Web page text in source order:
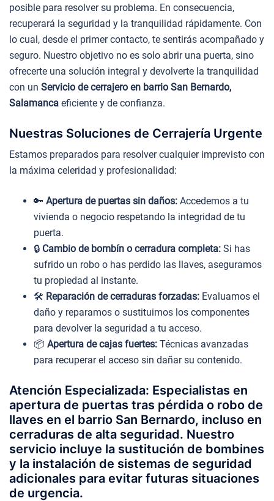
posible para resolver su problema. En consecuencia,
recuperará la seguridad y la tranquilidad rápidamente. Con
lo cual, desde el primer contacto, te sentirás acompañado y
seguro. Nuestro objetivo no es solo abrir una puerta, sino
ofrecerte una solución integral y devolverte la tranquilidad
con un Servicio de cerrajero en barrio San Bernardo,
Salamanca eficiente y de confianza.
Nuestras Soluciones de Cerrajería Urgente
Estamos preparados para resolver cualquier imprevisto con
la máxima celeridad y profesionalidad:
🔑 Apertura de puertas sin daños: Accedemos a tu
vivienda o negocio respetando la integridad de tu
puerta.
🔒 Cambio de bombín o cerradura completa: Si has
sufrido un robo o has perdido las llaves, aseguramos
tu propiedad al instante.
🛠️ Reparación de cerraduras forzadas: Evaluamos el
daño y reparamos o sustituimos los componentes
para devolver la seguridad a tu acceso.
📦 Apertura de cajas fuertes: Técnicas avanzadas
para recuperar el acceso sin dañar su contenido.
Atención Especializada: Especialistas en
apertura de puertas tras pérdida o robo de
llaves en el barrio San Bernardo, incluso en
cerraduras de alta seguridad. Nuestro
servicio incluye la sustitución de bombines
y la instalación de sistemas de seguridad
adicionales para evitar futuras situaciones
de urgencia.